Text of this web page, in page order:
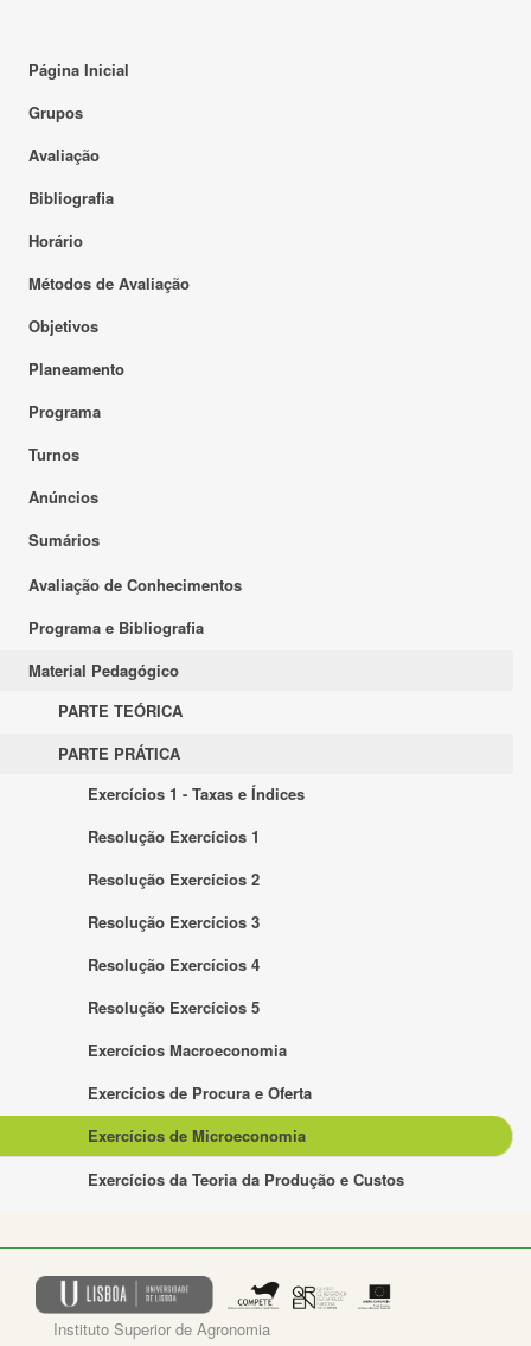
Página Inicial
Grupos
Avaliação
Bibliografia
Horário
Métodos de Avaliação
Objetivos
Planeamento
Programa
Turnos
Anúncios
Sumários
Avaliação de Conhecimentos
Programa e Bibliografia
Material Pedagógico
PARTE TEÓRICA
PARTE PRÁTICA
Exercícios 1 - Taxas e Índices
Resolução Exercícios 1
Resolução Exercícios 2
Resolução Exercícios 3
Resolução Exercícios 4
Resolução Exercícios 5
Exercícios Macroeconomia
Exercícios de Procura e Oferta
Exercícios de Microeconomia
Exercícios da Teoria da Produção e Custos
Instituto Superior de Agronomia